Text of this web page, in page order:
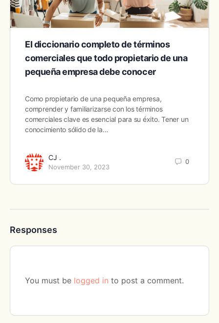
El diccionario completo de términos
comerciales que todo propietario de una
pequeña empresa debe conocer
Como propietario de una pequeña empresa,
comprender y familiarizarse con los términos
comerciales clave es esencial para su éxito. Tener un
conocimiento sólido de la…
CJ .
November 30, 2023
0
Responses
You must be logged in to post a comment.